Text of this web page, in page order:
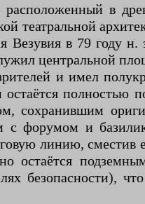
в
театральной
Везувия в 79
центральной
и имел
полностью
сохранившим
с форумом и
линию, сместив
остаётся
безопасности),